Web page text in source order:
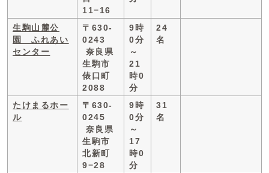
11−16
生駒山麓公
園 ふれあい
センター
〒630-
0243
奈良県
生駒市
俵口町
2088
9時
0分
～
21
時0
分
24
名
たけまるホー
ル
〒630-
0245
奈良県
生駒市
北新町
9−28
9時
0分
～
17
時0
分
31
名